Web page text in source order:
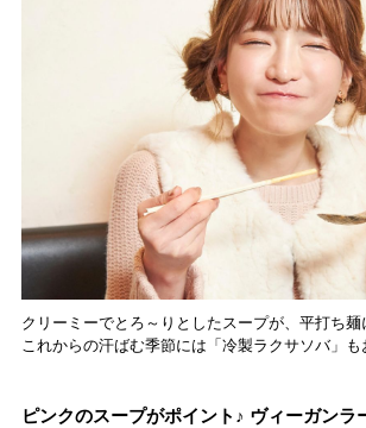
クリーミーでとろ～りとしたスープが、平打ち
これからの汗ばむ季節には「冷製ラクサソバ」も
ピンクのスープがポイント♪ ヴィーガンラ